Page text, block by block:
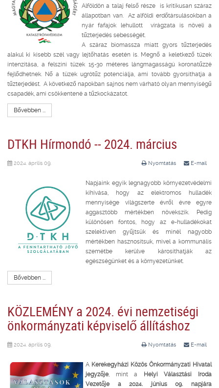
Alföldön a talaj felső része is kritikusan száraz
állapotban van. Az alföldi erdőtársulásokban a
nyár fafajok lehullott virágzata is növeli a
tűzterjedés sebességét.
A száraz biomassza miatt gyors tűzterjedés
alakul ki kisebb szél vagy lejtőhatás esetén is. Megnő a keletkező tüzek
intenzitása, a felszíni tüzek 15-30 méteres lángmagasságú koronatűzzé
fejlődhetnek. Nő a tüzek ugrótűz potenciálja, ami tovább gyorsíthatja a
tűzterjedést. A következő napokban sajnos nem várható olyan mennyiségű
csapadék, ami csökkentené a tűzkockázatot.
Bővebben ...
DTKH Hírmondó -- 2024. március
Nyomtatás E-mail
2024. április 09.
Napjaink egyik legnagyobb környezetvédelmi
kihívása, hogy az elektromos hulladék
mennyisége világszerte évről évre egyre
aggasztóbb mértékben növekszik. Pedig
különösen fontos, hogy az e-hulladékokat
szelektíven gyűjtsük és minél nagyobb
mértékben hasznosítsuk, mivel a kommunális
szemétbe kerülve károsíthatják az
egészségünket és a környezetünket.
Bővebben ...
KÖZLEMÉNY a 2024. évi nemzetiségi
önkormányzati képviselő állításhoz
Nyomtatás E-mail
2024. április 09.
A Kerekegyházi Közös Önkormányzati Hivatal
jegyzője, mint a Helyi Választási Iroda
Vezetője a 2024. június 09. napjára